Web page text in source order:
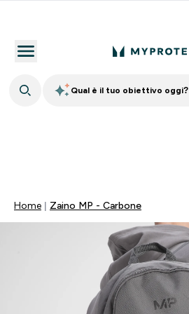
Qual è il tuo obiettivo oggi?
Home Zaino MP - Carbone